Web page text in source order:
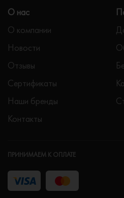
О нас
О компании
Новости
Отзывы
Сертификаты
Наши бренды
Контакты
ПРИНИМАЕМ К ОПЛАТЕ